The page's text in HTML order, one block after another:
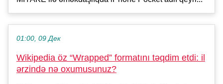
01:00, 09 Дек
Wikipedia öz “Wrapped” formatını təqdim etdi: il
ərzində nə oxumusunuz?